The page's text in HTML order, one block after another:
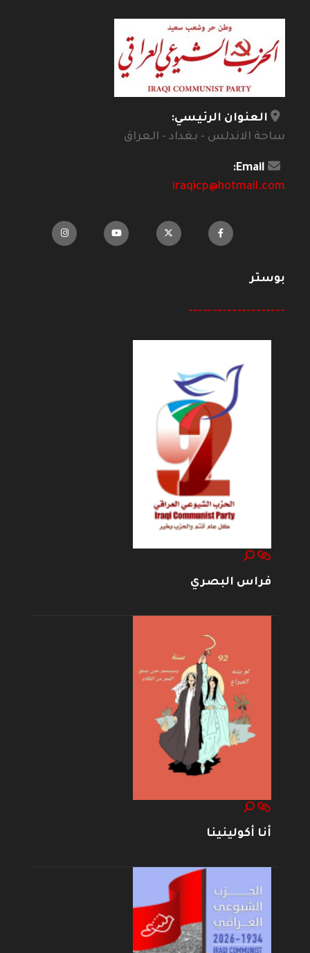
العنوان الرئيسي:
ساحة الاندلس - بغداد - العراق
Email:
iraqicp@hotmail.com
بوستر
--------------------
فراس البصري
أنا أكولينينا